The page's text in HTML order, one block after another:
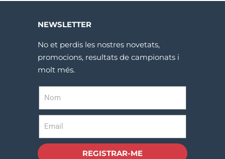
NEWSLETTER
No et perdis les nostres novetats,
promocions, resultats de campionats i
molt més.
REGISTRAR-ME